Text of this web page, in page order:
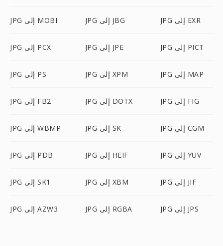
JPG إلى MOBI JPG إلى JBG JPG إلى EXR
JPG إلى PCX JPG إلى JPE JPG إلى PICT
JPG إلى PS JPG إلى XPM JPG إلى MAP
JPG إلى FB2 JPG إلى DOTX JPG إلى FIG
JPG إلى WBMP JPG إلى SK JPG إلى CGM
JPG إلى PDB JPG إلى HEIF JPG إلى YUV
JPG إلى SK1 JPG إلى XBM JPG إلى JIF
JPG إلى AZW3 JPG إلى RGBA JPG إلى JPS